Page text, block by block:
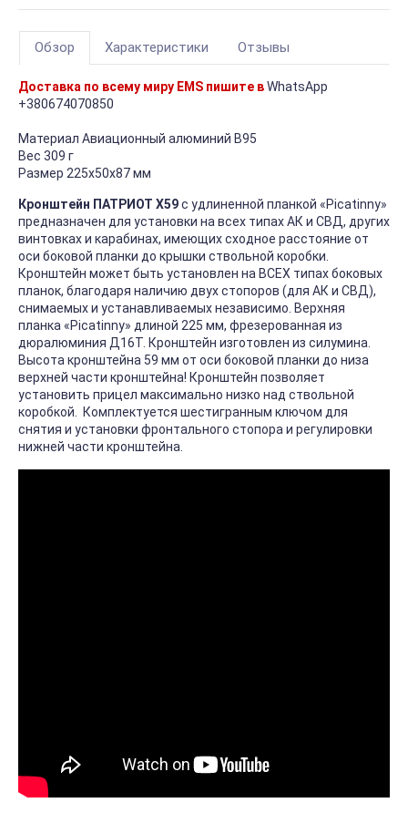
Обзор Характеристики Отзывы
Доставка по всему миру EMS пишите вWhatsApp
+380674070850
Материал Авиационный алюминий В95
Вес 309 г
Размер 225х50х87 мм
Кронштейн ПАТРИОТ Х59с удлиненной планкой «Picatinny»
предназначен для установки на всех типах АК и СВД, других
винтовках и карабинах, имеющих сходное расстояние от
оси боковой планки до крышки ствольной коробки.
Кронштейн может быть установлен на ВСЕХ типах боковых
планок, благодаря наличию двух стопоров (для АК и СВД),
снимаемых и устанавливаемых независимо. Верхняя
планка «Picatinny» длиной 225 мм, фрезерованная из
дюралюминия Д16Т. Кронштейн изготовлен из силумина.
Высота кронштейна 59 мм от оси боковой планки до низа
верхней части кронштейна! Кронштейн позволяет
установить прицел максимально низко над ствольной
коробкой. Комплектуется шестигранным ключом для
снятия и установки фронтального стопора и регулировки
нижней части кронштейна.